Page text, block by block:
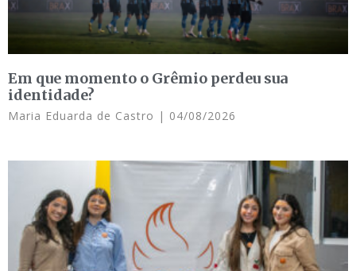
Em que momento o Grêmio perdeu sua
identidade?
Maria Eduarda de Castro 04/08/2026